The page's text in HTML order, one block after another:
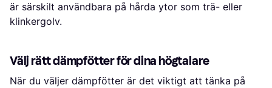
är särskilt användbara på hårda ytor som trä- eller
klinkergolv.
Välj rätt dämpfötter för dina högtalare
När du väljer dämpfötter är det viktigt att tänka på